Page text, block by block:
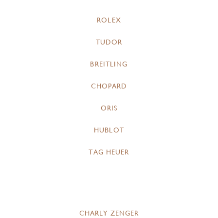
ROLEX
TUDOR
BREITLING
CHOPARD
ORIS
HUBLOT
TAG HEUER
CHARLY ZENGER